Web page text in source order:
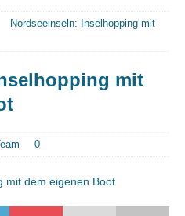
Nordseeinseln: Inselhopping mit
mit
0